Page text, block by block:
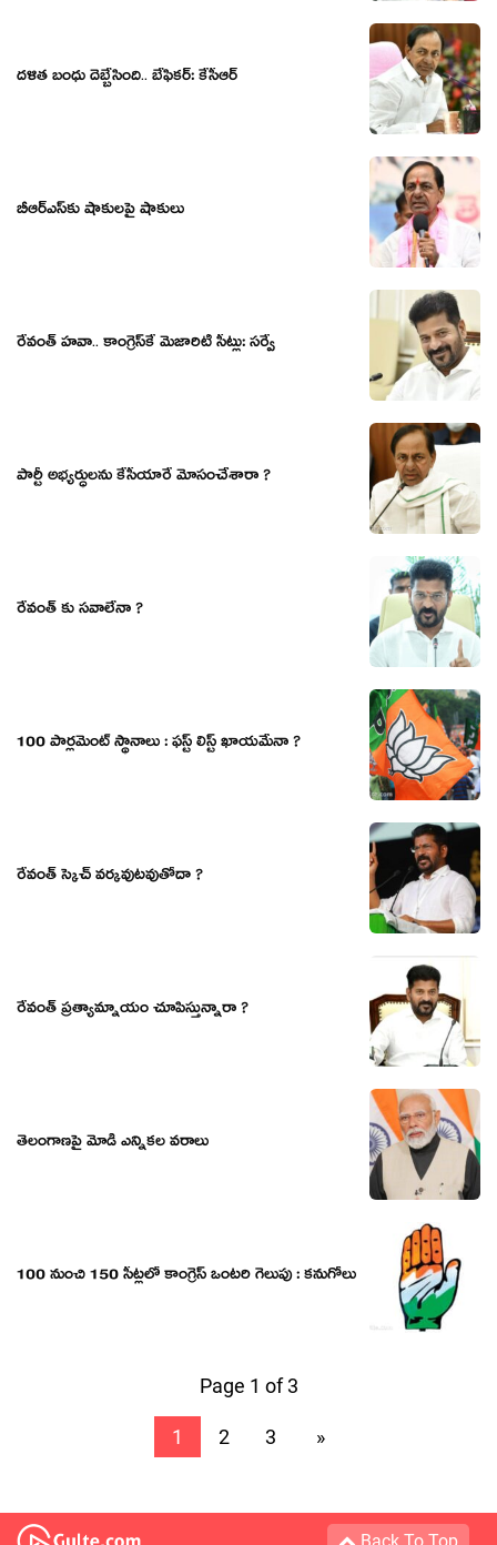
ద‌ళిత బంధు దెబ్బేసింది.. బేఫిక‌ర్‌: కేసీఆర్‌
బీఆర్ఎస్‌కు షాకుల‌పై షాకులు
రేవంత్ హవా.. కాంగ్రెస్‌కే మెజారిటీ సీట్లు: స‌ర్వ‌ే
పార్టీ అభ్యర్ధులను కేసీయారే మోసంచేశారా ?
రేవంత్ కు సవాలేనా ?
100 పార్లమెంట్ స్థానాలు : ఫస్ట్ లిస్ట్ ఖాయమేనా ?
రేవంత్ స్కెచ్ వర్కవుటవుతోదా ?
రేవంత్ ప్రత్యామ్నాయం చూపిస్తున్నారా ?
తెలంగాణపై మోడీ ఎన్నిక‌ల వ‌రాలు
100 నుంచి 150 సీట్ల‌లో కాంగ్రెస్ ఒంట‌రి గెలుపు : క‌నుగోలు
Page 1 of 3
1 2 3 »
Back To Top